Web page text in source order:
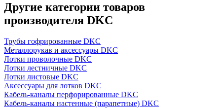
Другие категории товаров
производителя DKC
Трубы гофрированные DKC
Металлорукав и аксессуары DKC
Лотки проволочные DKC
Лотки лестничные DKC
Лотки листовые DKC
Аксессуары для лотков DKC
Кабель-каналы перфорированные DKC
Кабель-каналы настенные (парапетные) DKC